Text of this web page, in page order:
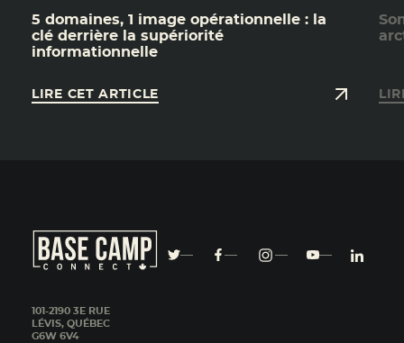
5 domaines, 1 image opérationnelle : la
clé derrière la supériorité
informationnelle
LIRE CET ARTICLE
101-2190 3E RUE
LÉVIS, QUÉBEC
G6W 6V4